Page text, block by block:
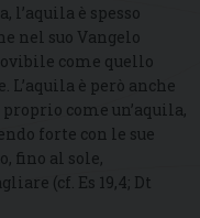
è spesso
nel suo Vangelo
come quello
è però anche
come un’aquila,
forte con le sue
fino al sole,
(cf. Es 19,4; Dt